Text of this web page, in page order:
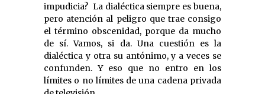
impudicia? La dialéctica siempre es buena,
pero atención al peligro que trae consigo
el término obscenidad, porque da mucho
de sí. Vamos, si da. Una cuestión es la
dialéctica y otra su antónimo, y a veces se
confunden. Y eso que no entro en los
límites o no límites de una cadena privada